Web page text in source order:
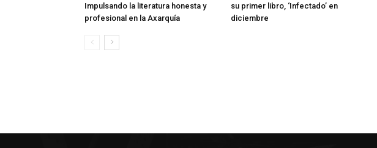
Impulsando la literatura honesta y
profesional en la Axarquía
su primer libro, ‘Infectado’ en
diciembre